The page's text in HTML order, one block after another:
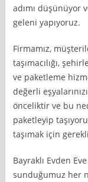
adımı düşünüyor
geleni yapıyoruz.
Firmamız,
taşımacılığı,
ve paketleme
değerli
önceliktir ve bu
paketleyip
taşımak için
Bayraklı Evden
sunduğumuz her